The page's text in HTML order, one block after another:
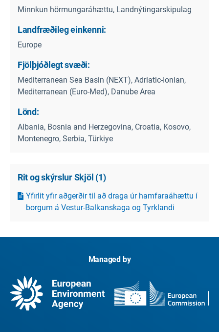
Minnkun hörmungaráhættu, Landnýtingarskipulag
Landfræðileg einkenni:
Europe
Fjölþjóðlegt svæði:
Mediterranean Sea Basin (NEXT), Adriatic-Ionian,
Mediterranean (Euro-Med), Danube Area
Lönd:
Albania, Bosnia and Herzegovina, Croatia, Kosovo,
Montenegro, Serbia, Türkiye
Rit og skýrslur Skjöl (1)
Yfirlit yfir aðgerðir til að draga úr hamfaraáhættu í
borgum á Vestur-Balkanskaga og Tyrklandi
Managed by